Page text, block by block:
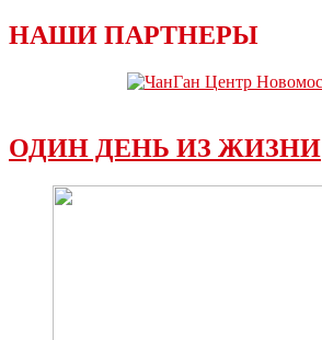
НАШИ ПАРТНЕРЫ
ОДИН ДЕНЬ ИЗ ЖИЗНИ